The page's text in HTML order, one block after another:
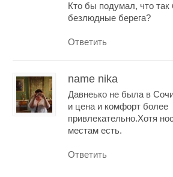
Кто бы подумал, что так
безлюдные берега?
Ответить
name nika
Давнеько не была в
и цена и комфорт более
привлекательно.Хотя
местам есть.
Ответить